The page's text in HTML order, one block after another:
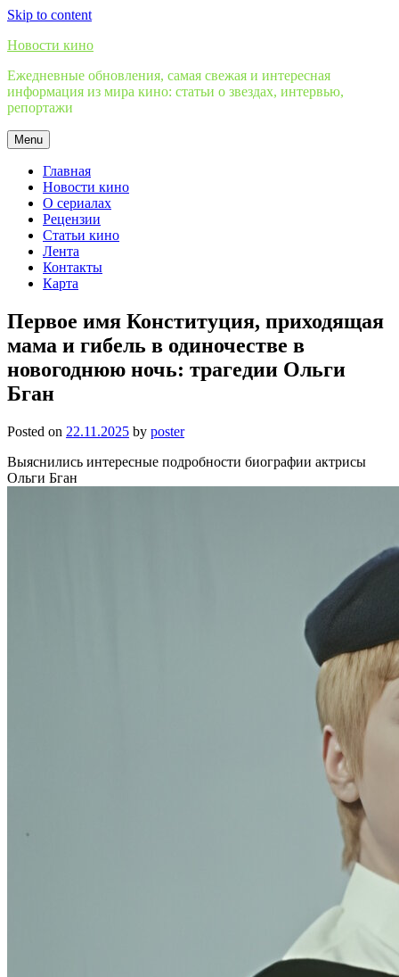
Skip to content
Новости кино
Ежедневные обновления, самая свежая и интересная
информация из мира кино: статьи о звездах, интервью,
репортажи
Menu
Главная
Новости кино
О сериалах
Рецензии
Статьи кино
Лента
Контакты
Карта
Первое имя Конституция, приходящая
мама и гибель в одиночестве в
новогоднюю ночь: трагедии Ольги
Бган
Posted on 22.11.2025 by poster
Выяснились интересные подробности биографии актрисы
Ольги Бган